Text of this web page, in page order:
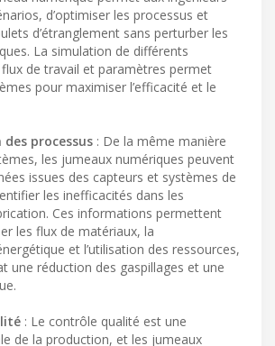
d’optimiser les processus et
d’étranglement sans perturber les
La simulation de différents
de travail et paramètres permet
pour maximiser l’efficacité et le
processus : De la même manière
les jumeaux numériques peuvent
issues des capteurs et systèmes de
les inefficacités dans les
Ces informations permettent
les flux de matériaux, la
et l’utilisation des ressources,
une réduction des gaspillages et une
: Le contrôle qualité est une
de la production, et les jumeaux